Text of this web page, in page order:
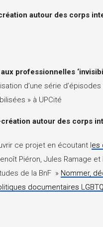
autour des corps
professionnelles
d’une série
» à UPCité
autour des corps
ce projet en écoutant les
Piéron, Jules Ramage
de la BnF » Nommer,
documentaires